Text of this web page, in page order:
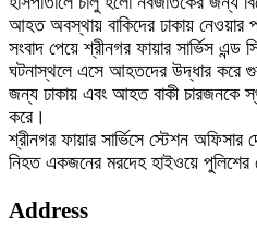
আহত অবস্থায় বাকিদের ঢাকায়
সংবাদ পেয়ে শ্রীনগর ফায়ার সার্ভিস এন্ড
ঘটনাস্থলে এসে আহতদের উদ্ধার করে
জন্য ঢাকায় এবং আহত বাকী চারজনকে
করে।
শ্রীনগর ফায়ার সার্ভিসে স্টেশন
নিহত একজনের মরদেহ হাইওয়ে পুলিশের
Address